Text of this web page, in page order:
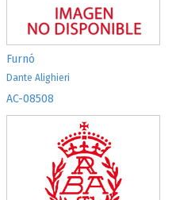
Furnó
Dante Alighieri
AC-08508